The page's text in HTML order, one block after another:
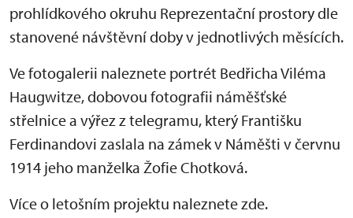
prohlídkového okruhu Reprezentační prostory dle
stanovené návštěvní doby v jednotlivých měsících.
Ve fotogalerii naleznete portrét Bedřicha Viléma
Haugwitze, dobovou fotografii náměšťské
střelnice a výřez z telegramu, který Františku
Ferdinandovi zaslala na zámek v Náměšti v červnu
1914 jeho manželka Žofie Chotková.
Více o letošním projektu naleznete zde.